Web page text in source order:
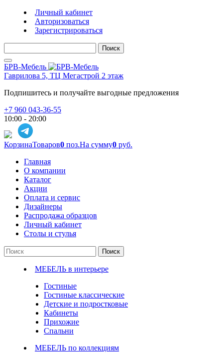
Личный кабинет
Авторизоваться
Зарегистрироваться
Поиск
БРВ-Мебель
Гаврилова 5, ТЦ Мегастрой 2 этаж
Подпишитесь и получайте выгодные предложения
+7 960 043-36-55
10:00 - 20:00
КорзинаТоваров0 поз.На сумму0 руб.
Главная
О компании
Каталог
Акции
Оплата и сервис
Дизайнеры
Распродажа образцов
Личный кабинет
Столы и стулья
Поиск
МЕБЕЛЬ в интерьере
Гостиные
Гостиные классические
Детские и подростковые
Кабинеты
Прихожие
Спальни
МЕБЕЛЬ по коллекциям